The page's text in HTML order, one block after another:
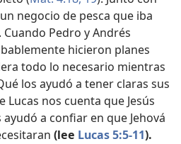
negocio de pesca que iba
Cuando Pedro y Andrés
hicieron planes
todo lo necesario mientras
los ayudó a tener claras sus
Lucas nos cuenta que Jesús
a confiar en que Jehová
(lee Lucas 5:5-11).